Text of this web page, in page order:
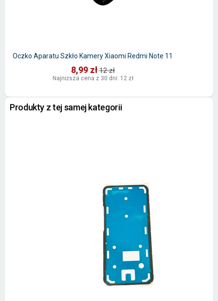
Oczko Aparatu Szkło Kamery Xiaomi Redmi Note 11
8,99 zł12 zł
Najniższa cena z 30 dni: 12 zł
Produkty z tej samej kategorii